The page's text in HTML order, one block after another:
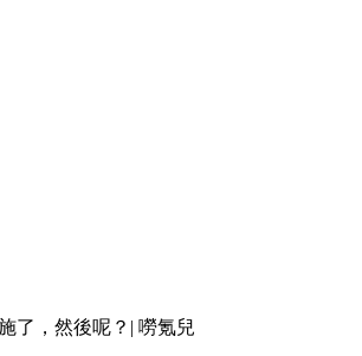
了，然後呢？| 嘮氪兒